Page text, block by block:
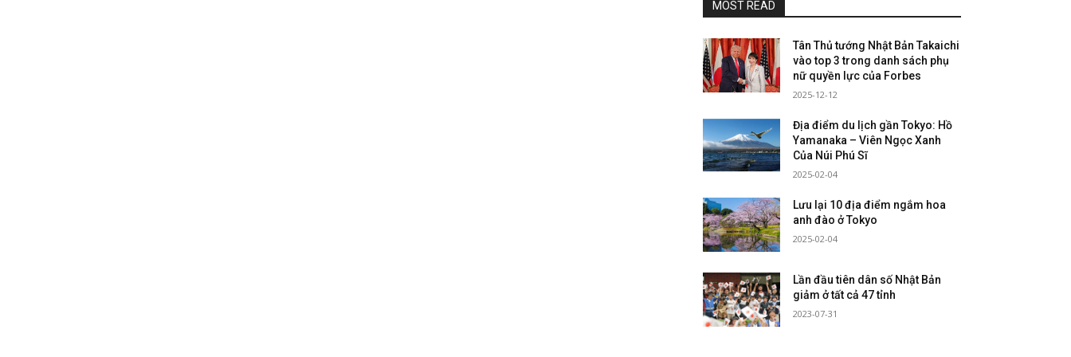
MOST READ
Tân Thủ tướng Nhật Bản Takaichi
vào top 3 trong danh sách phụ
nữ quyền lực của Forbes
2025-12-12
Địa điểm du lịch gần Tokyo: Hồ
Yamanaka – Viên Ngọc Xanh
Của Núi Phú Sĩ
2025-02-04
Lưu lại 10 địa điểm ngắm hoa
anh đào ở Tokyo
2025-02-04
Lần đầu tiên dân số Nhật Bản
giảm ở tất cả 47 tỉnh
2023-07-31